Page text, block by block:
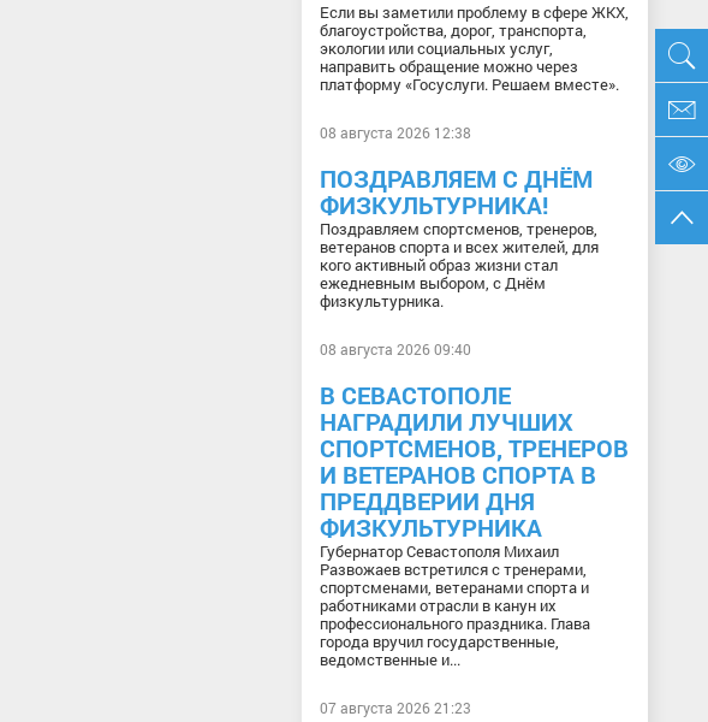
Если вы заметили проблему в сфере ЖКХ,
благоустройства, дорог, транспорта,
экологии или социальных услуг,
направить обращение можно через
платформу «Госуслуги. Решаем вместе».
08 августа 2026 12:38
ПОЗДРАВЛЯЕМ С ДНЁМ
ФИЗКУЛЬТУРНИКА!
Поздравляем спортсменов, тренеров,
ветеранов спорта и всех жителей, для
кого активный образ жизни стал
ежедневным выбором, с Днём
физкультурника.
08 августа 2026 09:40
В СЕВАСТОПОЛЕ
НАГРАДИЛИ ЛУЧШИХ
СПОРТСМЕНОВ, ТРЕНЕРОВ
И ВЕТЕРАНОВ СПОРТА В
ПРЕДДВЕРИИ ДНЯ
ФИЗКУЛЬТУРНИКА
Губернатор Севастополя Михаил
Развожаев встретился с тренерами,
спортсменами, ветеранами спорта и
работниками отрасли в канун их
профессионального праздника. Глава
города вручил государственные,
ведомственные и...
07 августа 2026 21:23